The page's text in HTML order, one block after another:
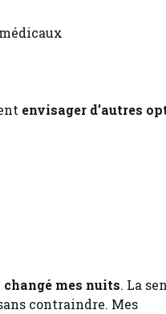
envisager d’autres
mes nuits. La
contraindre. Mes